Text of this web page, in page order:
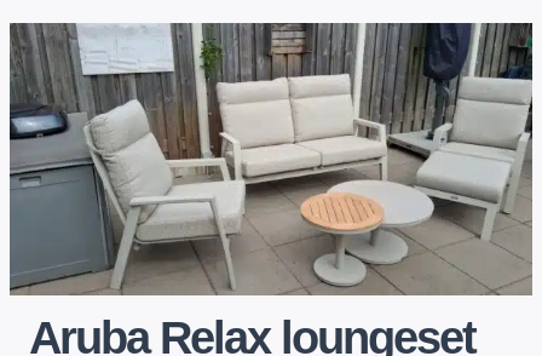
Aruba Relax loungeset